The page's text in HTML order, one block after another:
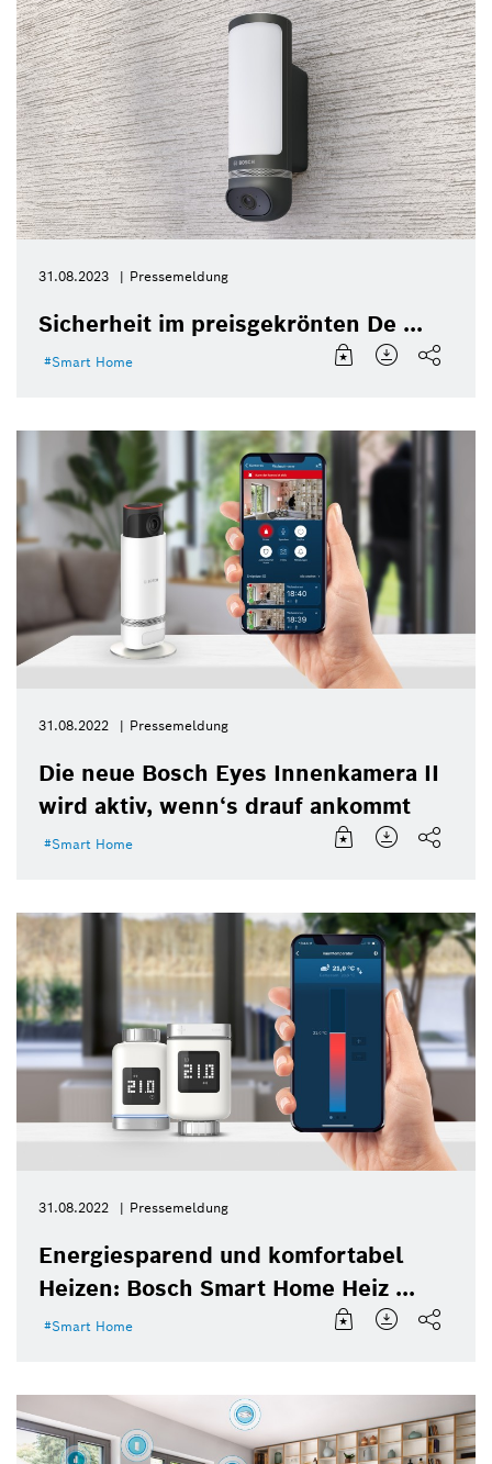
31.08.2023 Pressemeldung
Sicherheit im preisgekrönten De ...
Smart Home
31.08.2022 Pressemeldung
Die neue Bosch Eyes Innenkamera II
wird aktiv, wenn‘s drauf ankommt
Smart Home
31.08.2022 Pressemeldung
Energiesparend und komfortabel
Heizen: Bosch Smart Home Heiz ...
Smart Home